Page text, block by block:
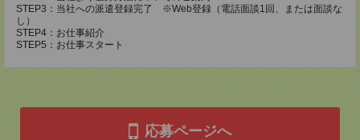
STEP3：当社への派遣登録完了 ※Web登録（電話面談1回、または面談な
し）
STEP4：お仕事紹介
STEP5：お仕事スタート
応募ページへ